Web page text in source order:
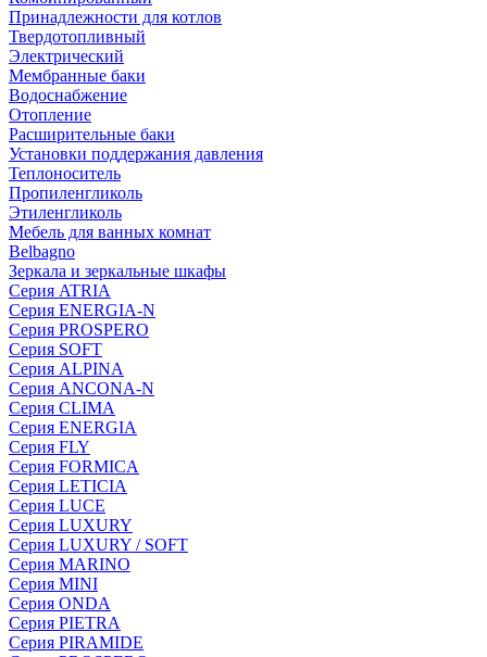
Принадлежности для котлов
Твердотопливный
Электрический
Мембранные баки
Водоснабжение
Отопление
Расширительные баки
Установки поддержания давления
Теплоноситель
Пропиленгликоль
Этиленгликоль
Мебель для ванных комнат
Belbagno
Зеркала и зеркальные шкафы
Серия ATRIA
Серия ENERGIA-N
Серия PROSPERO
Серия SOFT
Серия ALPINA
Серия ANCONA-N
Серия CLIMA
Серия ENERGIA
Серия FLY
Серия FORMICA
Серия LETICIA
Серия LUCE
Серия LUXURY
Серия LUXURY / SOFT
Серия MARINO
Серия MINI
Серия ONDA
Серия PIETRA
Серия PIRAMIDE